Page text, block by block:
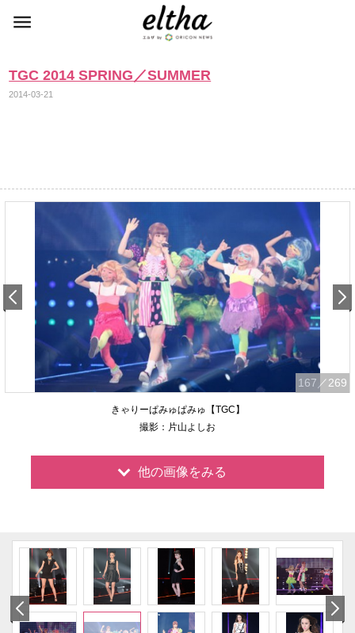
TGC 2014 SPRING／SUMMER
2014-03-21
167 ／269
きゃりーぱみゅぱみゅ【TGC】
撮影：片山よしお
他の画像をみる